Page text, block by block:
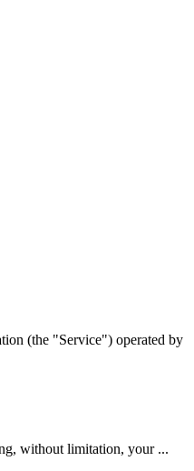
(the "Service") operated by
without limitation, your ...